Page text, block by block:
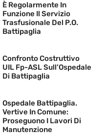
È Regolarmente In
Funzione Il Servizio
Trasfusionale Del P.O.
Battipaglia
Confronto Costruttivo
UIL Fp-ASL Sull’Ospedale
Di Battipaglia
Ospedale Battipaglia.
Vertive In Comune:
Proseguono I Lavori Di
Manutenzione